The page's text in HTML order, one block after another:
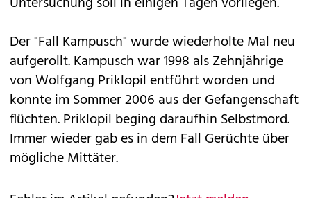
Der "Fall Kampusch" wurde wiederholte Mal neu
aufgerollt. Kampusch war 1998 als Zehnjährige
von Wolfgang Priklopil entführt worden und
konnte im Sommer 2006 aus der Gefangenschaft
flüchten. Priklopil beging daraufhin Selbstmord.
Immer wieder gab es in dem Fall Gerüchte über
mögliche Mittäter.